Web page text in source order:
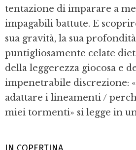
tentazione di imparare a
impagabili battute. E
sua gravità, la sua
puntigliosamente celate
della leggerezza giocosa e
impenetrabile discrezione:
adattare i lineamenti /
miei tormenti» si legge in